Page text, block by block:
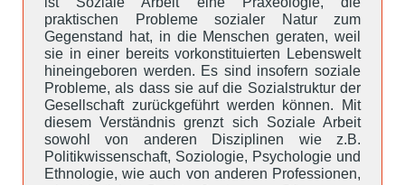
praktischen Probleme sozialer Natur zum
Gegenstand hat, in die Menschen geraten, weil
sie in einer bereits vorkonstituierten Lebenswelt
hineingeboren werden. Es sind insofern soziale
Probleme, als dass sie auf die Sozialstruktur der
Gesellschaft zurückgeführt werden können. Mit
diesem Verständnis grenzt sich Soziale Arbeit
sowohl von anderen Disziplinen wie z.B.
Politikwissenschaft, Soziologie, Psychologie und
Ethnologie, wie auch von anderen Professionen,